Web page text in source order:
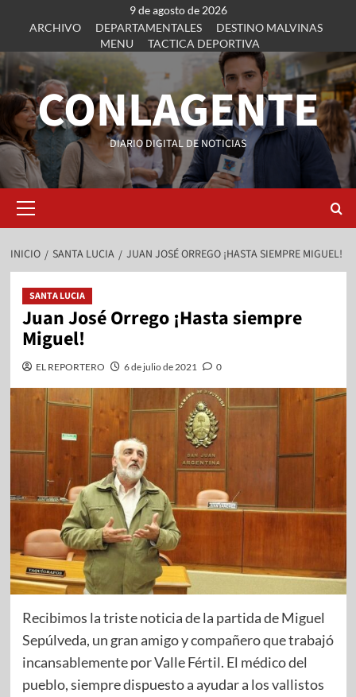
9 de agosto de 2026
ARCHIVO
DEPARTAMENTALES
DESTINO MALVINAS
MENU
TACTICA DEPORTIVA
CONLAGENTE
DIARIO DIGITAL DE NOTICIAS
INICIO SANTA LUCIA JUAN JOSÉ ORREGO ¡HASTA SIEMPRE MIGUEL!
SANTA LUCIA
Juan José Orrego ¡Hasta siempre
Miguel!
EL REPORTERO 6 de julio de 2021 0
Recibimos la triste noticia de la partida de Miguel
Sepúlveda, un gran amigo y compañero que trabajó
incansablemente por Valle Fértil. El médico del
pueblo, siempre dispuesto a ayudar a los vallistos